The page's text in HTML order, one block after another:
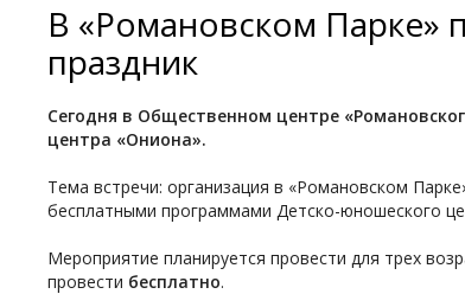
В «Романовском Парке»
праздник
Сегодня в Общественном центре
центра «Ониона».
Тема встречи: организация в «Романовском
бесплатными программами Детско-юношеского
Мероприятие планируется провести для трех
провести бесплатно.